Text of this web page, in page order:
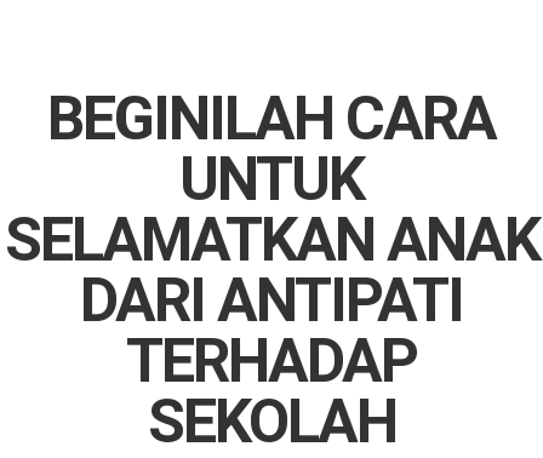
Contact Us
Job Vaccancy
BEGINILAH CARA
UNTUK
SELAMATKAN ANAK
DARI ANTIPATI
TERHADAP
SEKOLAH